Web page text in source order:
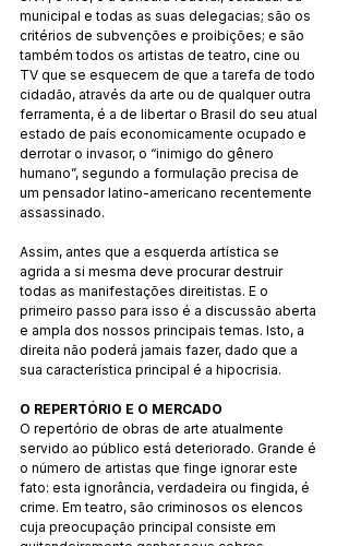
municipal e todas as suas delegacias; são os
critérios de subvenções e proibições; e são
também todos os artistas de teatro, cine ou
TV que se esquecem de que a tarefa de todo
cidadão, através da arte ou de qualquer outra
ferramenta, é a de libertar o Brasil do seu atual
estado de país economicamente ocupado e
derrotar o invasor, o “inimigo do gênero
humano”, segundo a formulação precisa de
um pensador latino-americano recentemente
assassinado.
Assim, antes que a esquerda artística se
agrida a si mesma deve procurar destruir
todas as manifestações direitistas. E o
primeiro passo para isso é a discussão aberta
e ampla dos nossos principais temas. Isto, a
direita não poderá jamais fazer, dado que a
sua característica principal é a hipocrisia.
O REPERTÓRIO E O MERCADO
O repertório de obras de arte atualmente
servido ao público está deteriorado. Grande é
o número de artistas que finge ignorar este
fato: esta ignorância, verdadeira ou fingida, é
crime. Em teatro, são criminosos os elencos
cuja preocupação principal consiste em